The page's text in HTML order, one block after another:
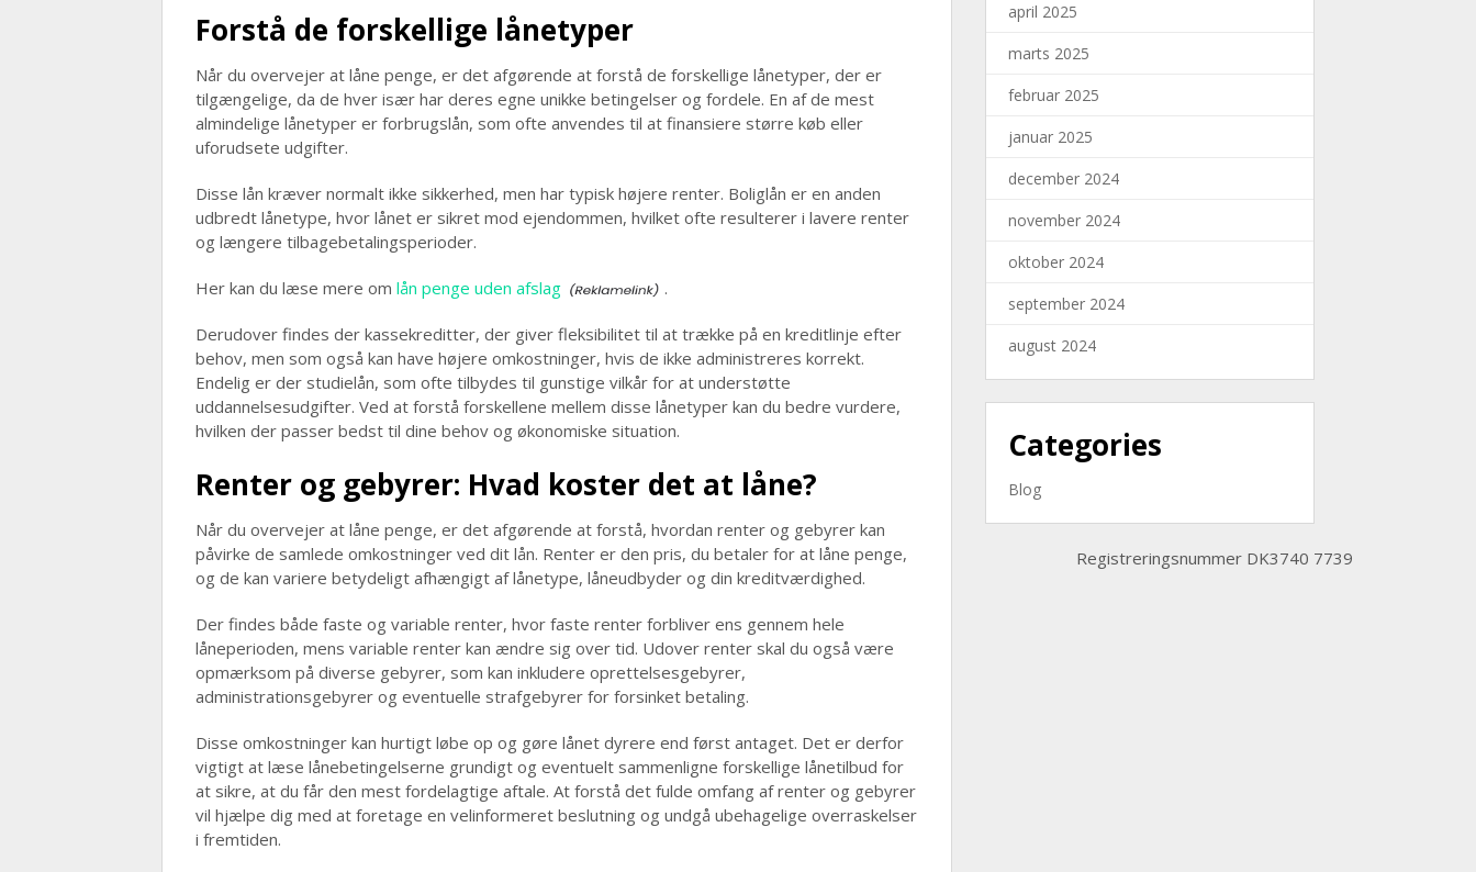
Forstå de forskellige lånetyper
Når du overvejer at låne penge, er det afgørende at forstå de forskellige lånetyper, der er
tilgængelige, da de hver især har deres egne unikke betingelser og fordele. En af de mest
almindelige lånetyper er forbrugslån, som ofte anvendes til at finansiere større køb eller
uforudsete udgifter.
Disse lån kræver normalt ikke sikkerhed, men har typisk højere renter. Boliglån er en anden
udbredt lånetype, hvor lånet er sikret mod ejendommen, hvilket ofte resulterer i lavere renter
og længere tilbagebetalingsperioder.
Her kan du læse mere om lån penge uden afslag .
Derudover findes der kassekreditter, der giver fleksibilitet til at trække på en kreditlinje efter
behov, men som også kan have højere omkostninger, hvis de ikke administreres korrekt.
Endelig er der studielån, som ofte tilbydes til gunstige vilkår for at understøtte
uddannelsesudgifter. Ved at forstå forskellene mellem disse lånetyper kan du bedre vurdere,
hvilken der passer bedst til dine behov og økonomiske situation.
Renter og gebyrer: Hvad koster det at låne?
Når du overvejer at låne penge, er det afgørende at forstå, hvordan renter og gebyrer kan
påvirke de samlede omkostninger ved dit lån. Renter er den pris, du betaler for at låne penge,
og de kan variere betydeligt afhængigt af lånetype, låneudbyder og din kreditværdighed.
Der findes både faste og variable renter, hvor faste renter forbliver ens gennem hele
låneperioden, mens variable renter kan ændre sig over tid. Udover renter skal du også være
opmærksom på diverse gebyrer, som kan inkludere oprettelsesgebyrer,
administrationsgebyrer og eventuelle strafgebyrer for forsinket betaling.
Disse omkostninger kan hurtigt løbe op og gøre lånet dyrere end først antaget. Det er derfor
vigtigt at læse lånebetingelserne grundigt og eventuelt sammenligne forskellige lånetilbud for
at sikre, at du får den mest fordelagtige aftale. At forstå det fulde omfang af renter og gebyrer
vil hjælpe dig med at foretage en velinformeret beslutning og undgå ubehagelige overraskelser
i fremtiden.
april 2025
marts 2025
februar 2025
januar 2025
december 2024
november 2024
oktober 2024
september 2024
august 2024
Categories
Blog
Registreringsnummer DK3740 7739